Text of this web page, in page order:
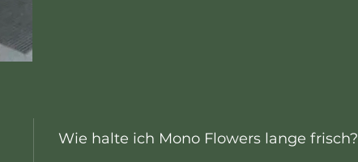
Wie halte ich Mono Flowers lange frisch?